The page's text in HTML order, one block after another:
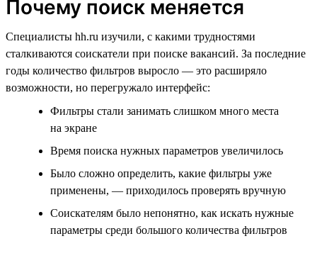
Почему поиск меняется
Специалисты hh.ru изучили, с какими трудностями
сталкиваются соискатели при поиске вакансий. За последние
годы количество фильтров выросло — это расширяло
возможности, но перегружало интерфейс:
Фильтры стали занимать слишком много места
на экране
Время поиска нужных параметров увеличилось
Было сложно определить, какие фильтры уже
применены, — приходилось проверять вручную
Соискателям было непонятно, как искать нужные
параметры среди большого количества фильтров